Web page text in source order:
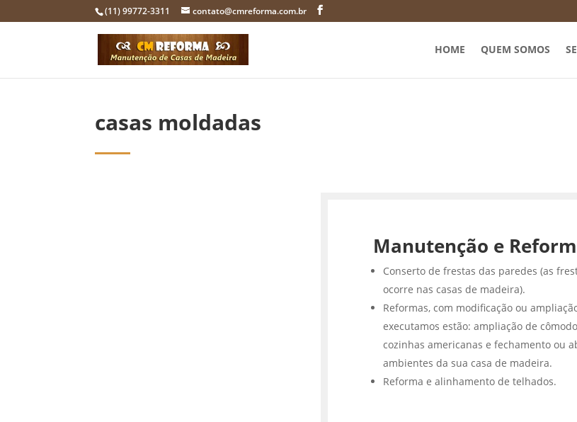
(11) 99772-3311 contato@cmreforma.com.br
HOME QUEM SOMOS
casas moldadas
Manutenção e
Conserto de frestas das paredes (as
ocorre nas casas de madeira).
Reformas, com modificação ou
executamos estão: ampliação de
cozinhas americanas e fechamento ou
ambientes da sua casa de madeira.
Reforma e alinhamento de telhados.